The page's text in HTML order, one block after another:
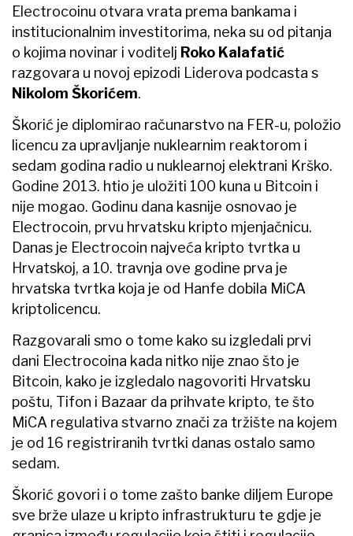
Electrocoinu otvara vrata prema bankama i
institucionalnim investitorima, neka su od pitanja
o kojima novinar i voditelj Roko Kalafatić
razgovara u novoj epizodi Liderova podcasta s
Nikolom Škorićem.
Škorić je diplomirao računarstvo na FER-u, položio
licencu za upravljanje nuklearnim reaktorom i
sedam godina radio u nuklearnoj elektrani Krško.
Godine 2013. htio je uložiti 100 kuna u Bitcoin i
nije mogao. Godinu dana kasnije osnovao je
Electrocoin, prvu hrvatsku kripto mjenjačnicu.
Danas je Electrocoin najveća kripto tvrtka u
Hrvatskoj, a 10. travnja ove godine prva je
hrvatska tvrtka koja je od Hanfe dobila MiCA
kriptolicencu.
Razgovarali smo o tome kako su izgledali prvi
dani Electrocoina kada nitko nije znao što je
Bitcoin, kako je izgledalo nagovoriti Hrvatsku
poštu, Tifon i Bazaar da prihvate kripto, te što
MiCA regulativa stvarno znači za tržište na kojem
je od 16 registriranih tvrtki danas ostalo samo
sedam.
Škorić govori i o tome zašto banke diljem Europe
sve brže ulaze u kripto infrastrukturu te gdje je